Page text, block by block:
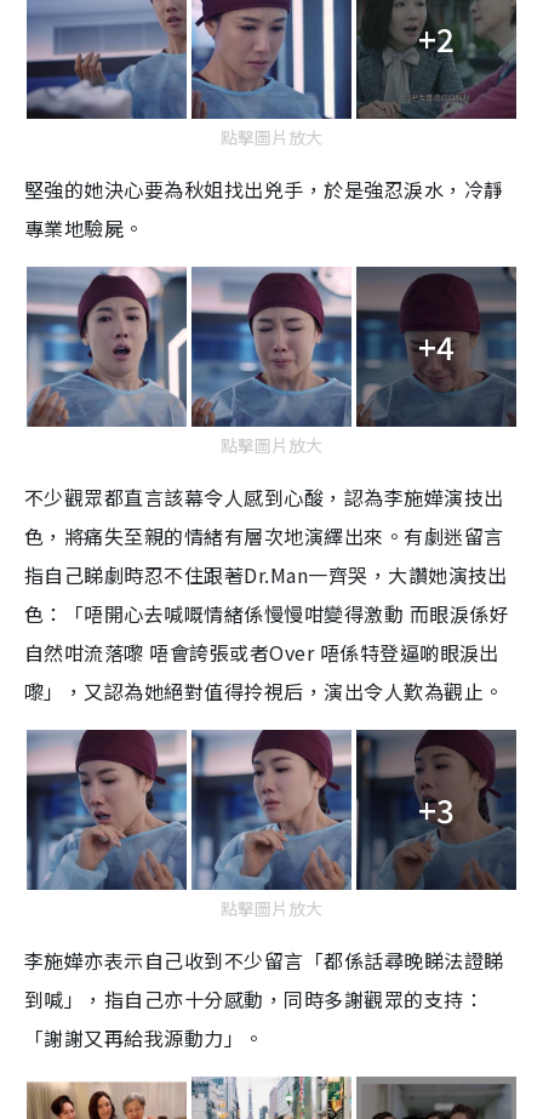
+2
點擊圖片放大
堅強的她決心要為秋姐找出兇手，於是強忍淚水，冷靜
專業地驗屍。
+4
點擊圖片放大
不少觀眾都直言該幕令人感到心酸，認為李施嬅演技出
色，將痛失至親的情緒有層次地演繹出來。有劇迷留言
指自己睇劇時忍不住跟著Dr.Man一齊哭，大讚她演技出
色：「唔開心去喊嘅情緒係慢慢咁變得激動 而眼淚係好
自然咁流落嚟 唔會誇張或者Over 唔係特登逼啲眼淚出
嚟」，又認為她絕對值得拎視后，演出令人歎為觀止。
+3
點擊圖片放大
李施嬅亦表示自己收到不少留言「都係話尋晚睇法證睇
到喊」，指自己亦十分感動，同時多謝觀眾的支持：
「謝謝又再給我源動力」。